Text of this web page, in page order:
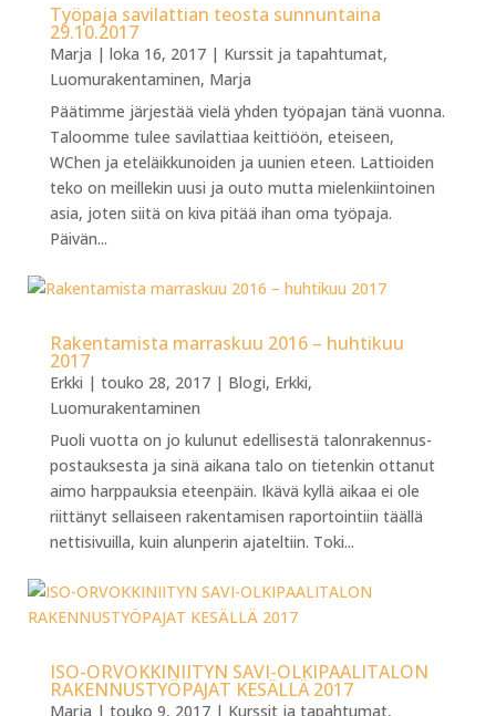
Työpaja savilattian teosta sunnuntaina
29.10.2017
Marja | loka 16, 2017| Kurssit ja tapahtumat,
Luomurakentaminen, Marja
Päätimme järjestää vielä yhden työpajan tänä vuonna.
Taloomme tulee savilattiaa keittiöön, eteiseen,
WChen ja eteläikkunoiden ja uunien eteen. Lattioiden
teko on meillekin uusi ja outo mutta mielenkiintoinen
asia, joten siitä on kiva pitää ihan oma työpaja.
Päivän...
Rakentamista marraskuu 2016 – huhtikuu
2017
Erkki | touko 28, 2017| Blogi, Erkki,
Luomurakentaminen
Puoli vuotta on jo kulunut edellisestä talonrakennus-
postauksesta ja sinä aikana talo on tietenkin ottanut
aimo harppauksia eteenpäin. Ikävä kyllä aikaa ei ole
riittänyt sellaiseen rakentamisen raportointiin täällä
nettisivuilla, kuin alunperin ajateltiin. Toki...
ISO-ORVOKKINIITYN SAVI-OLKIPAALITALON
RAKENNUSTYÖPAJAT KESÄLLÄ 2017
Marja | touko 9, 2017| Kurssit ja tapahtumat,